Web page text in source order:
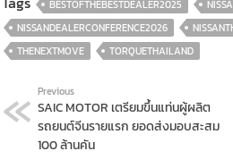
BESTOFTHEBESTDEALER2025
NISSANDEALERCONFERENCE2026
THENEXTMOVE
TORQUETHAILAND
Previous
SAIC MOTOR เตรียมขึ้นแท่นผู้ผลิต
รถยนต์จีนรายแรก ยอดส่งมอบสะสม
100 ล้านคัน